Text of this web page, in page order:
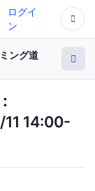
ログイ
ン
ング道
14:00-